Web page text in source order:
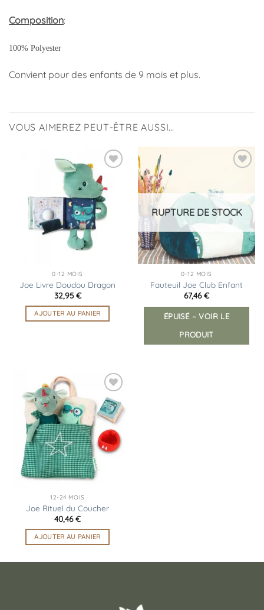
Composition:
100% Polyester
Convient pour des enfants de 9 mois et plus.
VOUS AIMEREZ PEUT-ÊTRE AUSSI…
Ajouter
à la
liste
d’envies
0-12 MOIS
Joe Livre Doudou Dragon
32,95€
AJOUTER AU PANIER
d’envies
RUPTURE DE STOCK
0-12 MOIS
Fauteuil Joe Club Enfant
67,46€
ÉPUISÉ – VOIR LE
PRODUIT
Ajouter
à la
liste
d’envies
12-24 MOIS
Joe Rituel du Coucher
40,46€
AJOUTER AU PANIER